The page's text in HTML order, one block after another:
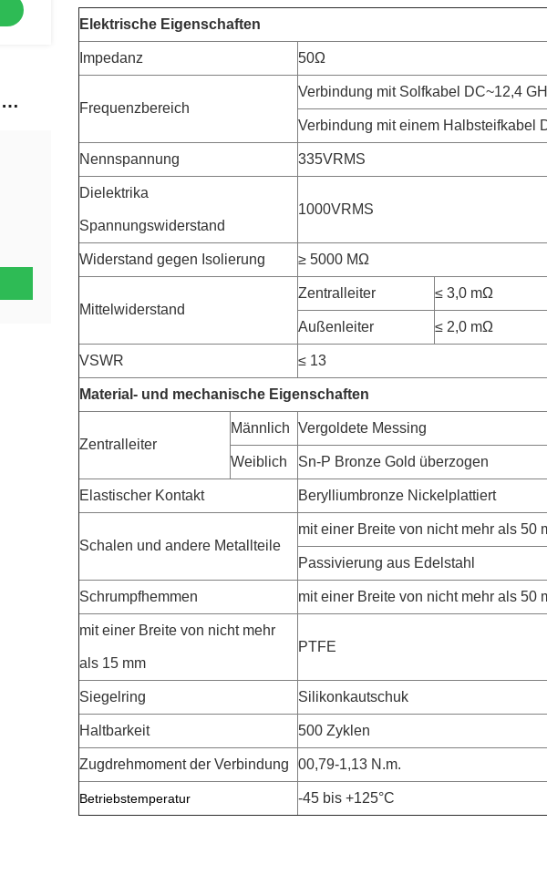
TRETEN SIE MIT UNS IN VERBINDUNG
Elektrische Eigenschaften
Impedanz 50Ω
Frequenzbereich
Verbindung mit Solfkabel DC~12,4
Verbindung mit einem Halbsteifkabel
Nennspannung 335VRMS
Dielektrika
Spannungswiderstand
1000VRMS
Widerstand gegen Isolierung ≥ 5000 MΩ
Mittelwiderstand
Zentralleiter ≤ 3,0 mΩ
Außenleiter ≤ 2,0 mΩ
VSWR ≤ 13
Material- und mechanische Eigenschaften
Zentralleiter
Männlich Vergoldete Messing
Weiblich Sn-P Bronze Gold überzogen
Elastischer Kontakt Berylliumbronze Nickelplattiert
Schalen und andere Metallteile
mit einer Breite von nicht mehr als 50
Passivierung aus Edelstahl
Schrumpfhemmen mit einer Breite von nicht mehr als 50
mit einer Breite von nicht mehr
als 15 mm
PTFE
Siegelring Silikonkautschuk
Haltbarkeit 500 Zyklen
Zugdrehmoment der Verbindung 00,79-1,13 N.m.
Betriebstemperatur -45 bis +125°C